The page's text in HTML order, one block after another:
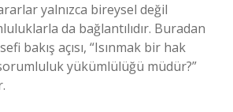
yalnızca bireysel değil
da bağlantılıdır. Buradan
bakış açısı, “Isınmak bir hak
yükümlülüğü müdür?”